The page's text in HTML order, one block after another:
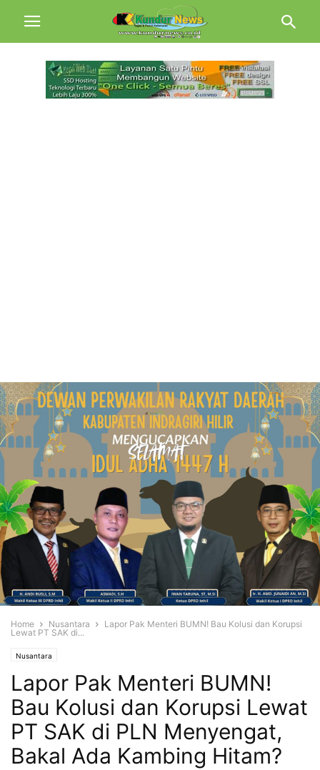
Home Nusantara
Lapor Pak Menteri BUMN! Bau Kolusi dan Korupsi
Lewat PT SAK di...
Nusantara
Lapor Pak Menteri BUMN!
Bau Kolusi dan Korupsi Lewat
PT SAK di PLN Menyengat,
Bakal Ada Kambing Hitam?